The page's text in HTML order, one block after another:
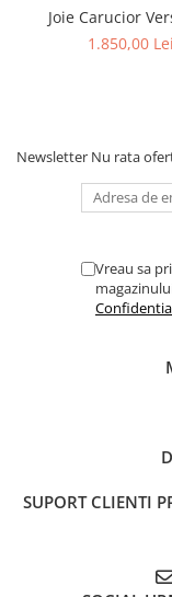
Joie Carucior
1.850,00 Lei
Newsletter Nu rata
Vreau sa
SUPORT CLIENTI